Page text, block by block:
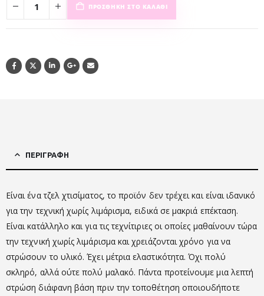
ΠΡΟΣΘΉΚΗ ΣΤΟ ΚΑΛΆΘΙ
ΠΕΡΙΓΡΑΦΉ
Είναι ένα τζελ χτισίματος, το προϊόν δεν τρέχει και είναι ιδανικό
για την τεχνική χωρίς λιμάρισμα, ειδικά σε μακριά επέκταση.
Είναι κατάλληλο και για τις τεχνίτιριες οι οποίες μαθαίνουν τώρα
την τεχνική χωρίς λιμάρισμα και χρειάζονται χρόνο για να
στρώσουν το υλικό. Έχει μέτρια ελαστικότητα. Όχι πολύ
σκληρό, αλλά ούτε πολύ μαλακό. Πάντα προτείνουμε μια λεπτή
στρώση διάφανη βάση πριν την τοποθέτηση οποιουδήποτε